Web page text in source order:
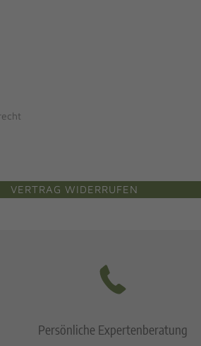
VERTRAG WIDERRUFEN
Persönliche Expertenberatung